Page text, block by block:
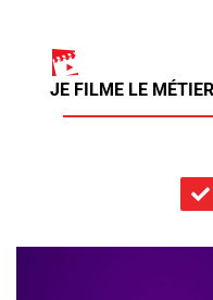
JE FILME LE